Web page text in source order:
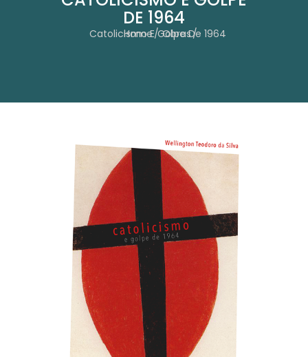
DE 1964
Home Obras
Catolicismo E Golpe De 1964